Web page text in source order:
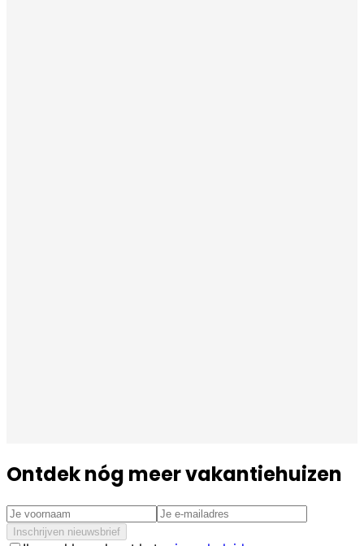
Ontdek nóg meer vakantiehuizen
Inschrijven nieuwsbrief